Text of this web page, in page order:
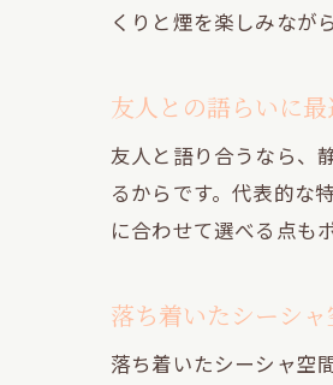
くりと煙を楽しみなが
友人との語らいに
友人と語り合うなら、
るからです。代表的な
に合わせて選べる点も
落ち着いたシーシ
落ち着いたシーシャ空